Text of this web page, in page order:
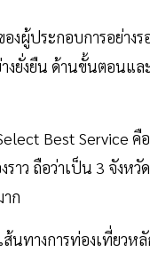
ผู้ประกอบการอย่างร
งยั่งยืน ด้านขั้นตอนแล
Best Service คือ
าว ถือว่าเป็น 3 จังหวัด
ก
นทางการท่องเที่ยวห